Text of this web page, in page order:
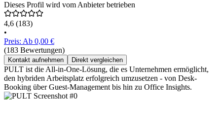
Dieses Profil wird vom Anbieter betrieben
4,6 (183)
•
Preis: Ab 0,00 €
(183 Bewertungen)
Kontakt aufnehmen Direkt vergleichen
PULT ist die All-in-One-Lösung, die es Unternehmen ermöglicht,
den hybriden Arbeitsplatz erfolgreich umzusetzen - von Desk-
Booking über Guest-Management bis hin zu Office Insights.